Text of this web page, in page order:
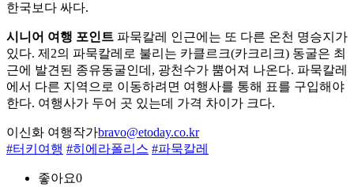
한국보다 싸다.
시니어 여행 포인트 파묵칼레 인근에는 또 다른 온천 명승지가
있다. 제2의 파묵칼레로 불리는 카클르크(카크리크) 동굴은 최
근에 발견된 종유동굴인데, 광천수가 뿜어져 나온다. 파묵칼레
에서 다른 지역으로 이동하려면 여행사를 통해 표를 구입해야
한다. 여행사가 두어 곳 있는데 가격 차이가 크다.
이신화 여행작가bravo@etoday.co.kr
#터키여행 #히에라폴리스 #파묵칼레
좋아요0